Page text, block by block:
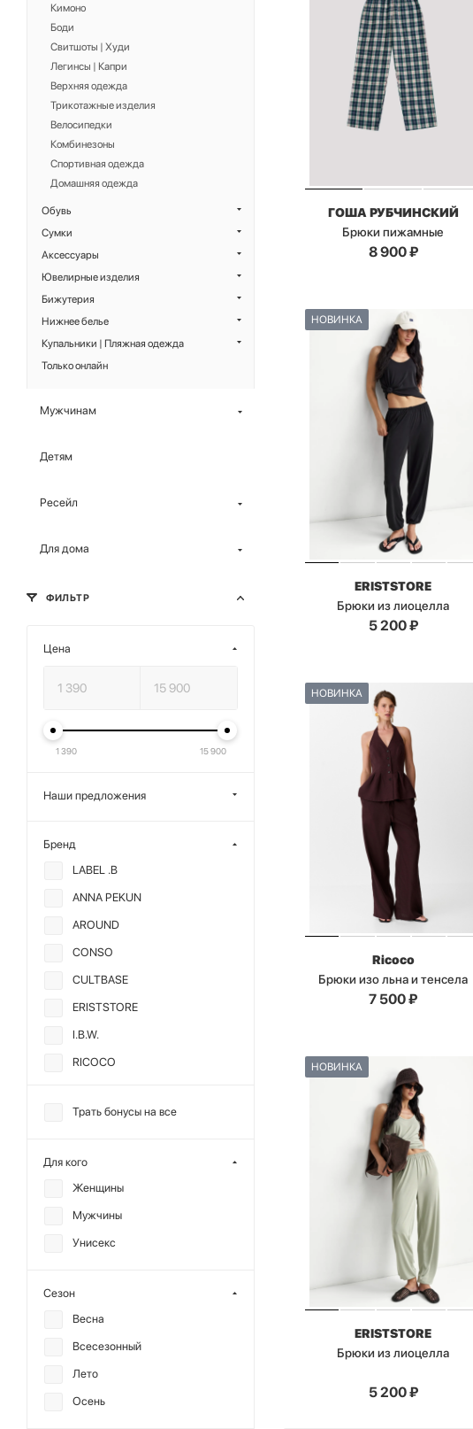
ГОША РУБЧИНСКИЙ
Брюки пижамные
8 900₽
НОВИНКА
ERISTSTORE
Брюки из лиоцелла
5 200₽
НОВИНКА
Ricoco
Брюки изо льна и тенсела
7 500₽
НОВИНКА
ERISTSTORE
Брюки из лиоцелла
5 200₽
Кимоно
Боди
Свитшоты | Худи
Легинсы | Капри
Верхняя одежда
Трикотажные изделия
Велосипедки
Комбинезоны
Спортивная одежда
Домашняя одежда
Обувь
Сумки
Аксессуары
Ювелирные изделия
Бижутерия
Нижнее белье
Купальники | Пляжная одежда
Только онлайн
Мужчинам
Детям
Ресейл
Для дома
ФИЛЬТР
Цена
1 390 15 900
Наши предложения
Бренд
LABEL .B
ANNA PEKUN
AROUND
CONSO
CULTBASE
ERISTSTORE
I.B.W.
RICOCO
SODAMODA
AKHMADULLINA
MANKOVA
MIARTLAND
MUTED
Трать бонусы на все
Для кого
Женщины
Мужчины
Унисекс
Сезон
Весна
Всесезонный
Лето
Осень